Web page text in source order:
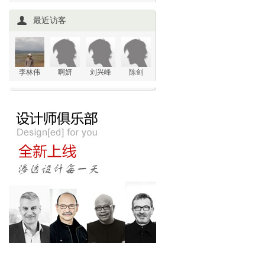
最近访客
李林伟 啊妍 刘兴峰 陈剑